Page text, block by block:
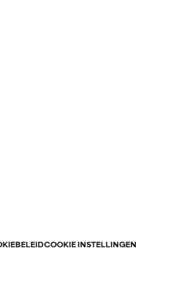
COOKIE INSTELLINGEN